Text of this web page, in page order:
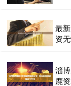
最
资
淄
鹿